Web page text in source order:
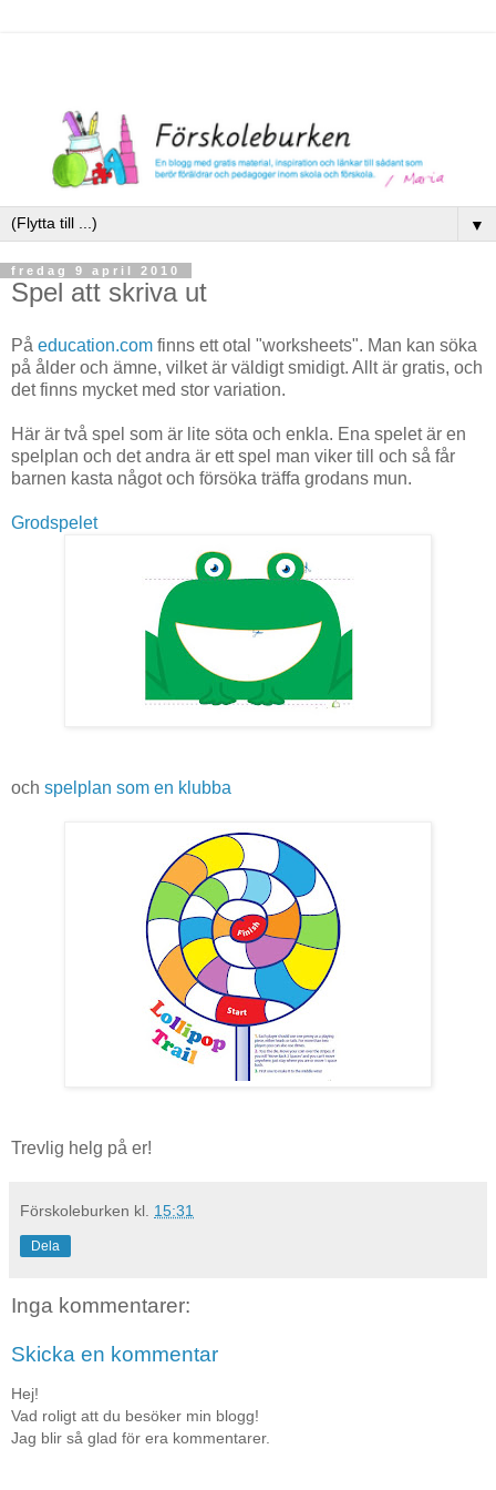
▼
fredag 9 april 2010
Spel att skriva ut
På education.com finns ett otal "worksheets". Man kan söka
på ålder och ämne, vilket är väldigt smidigt. Allt är gratis, och
det finns mycket med stor variation.
Här är två spel som är lite söta och enkla. Ena spelet är en
spelplan och det andra är ett spel man viker till och så får
barnen kasta något och försöka träffa grodans mun.
Grodspelet
och spelplan som en klubba
Trevlig helg på er!
Förskoleburken kl. 15:31
Dela
Inga kommentarer:
Skicka en kommentar
Hej!
Vad roligt att du besöker min blogg!
Jag blir så glad för era kommentarer.